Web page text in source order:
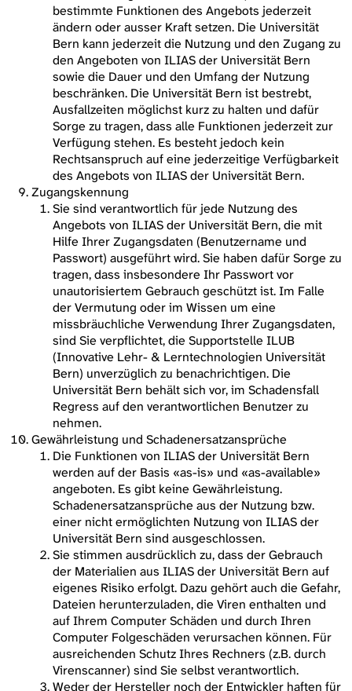
bestimmte Funktionen des Angebots jederzeit
ändern oder ausser Kraft setzen. Die Universität
Bern kann jederzeit die Nutzung und den Zugang zu
den Angeboten von ILIAS der Universität Bern
sowie die Dauer und den Umfang der Nutzung
beschränken. Die Universität Bern ist bestrebt,
Ausfallzeiten möglichst kurz zu halten und dafür
Sorge zu tragen, dass alle Funktionen jederzeit zur
Verfügung stehen. Es besteht jedoch kein
Rechtsanspruch auf eine jederzeitige Verfügbarkeit
des Angebots von ILIAS der Universität Bern.
Zugangskennung
Sie sind verantwortlich für jede Nutzung des
Angebots von ILIAS der Universität Bern, die mit
Hilfe Ihrer Zugangsdaten (Benutzername und
Passwort) ausgeführt wird. Sie haben dafür Sorge zu
tragen, dass insbesondere Ihr Passwort vor
unautorisiertem Gebrauch geschützt ist. Im Falle
der Vermutung oder im Wissen um eine
missbräuchliche Verwendung Ihrer Zugangsdaten,
sind Sie verpflichtet, die Supportstelle ILUB
(Innovative Lehr- & Lerntechnologien Universität
Bern) unverzüglich zu benachrichtigen. Die
Universität Bern behält sich vor, im Schadensfall
Regress auf den verantwortlichen Benutzer zu
nehmen.
Gewährleistung und Schadenersatzansprüche
Die Funktionen von ILIAS der Universität Bern
werden auf der Basis «as-is» und «as-available»
angeboten. Es gibt keine Gewährleistung.
Schadenersatzansprüche aus der Nutzung bzw.
einer nicht ermöglichten Nutzung von ILIAS der
Universität Bern sind ausgeschlossen.
Sie stimmen ausdrücklich zu, dass der Gebrauch
der Materialien aus ILIAS der Universität Bern auf
eigenes Risiko erfolgt. Dazu gehört auch die Gefahr,
Dateien herunterzuladen, die Viren enthalten und
auf Ihrem Computer Schäden und durch Ihren
Computer Folgeschäden verursachen können. Für
ausreichenden Schutz Ihres Rechners (z.B. durch
Virenscanner) sind Sie selbst verantwortlich.
Weder der Hersteller noch der Entwickler haften für